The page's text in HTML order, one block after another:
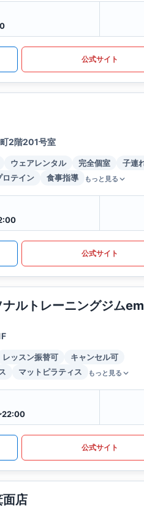
公式サイト
2階201号室
ウェアレンタル 完全個室
子連
ロテイン 食事指導 もっと見る
公式サイト
ルトレーニングジム
レッスン振替可
キャンセル可
マットピラティス もっと見る
22:00
公式サイト
面店